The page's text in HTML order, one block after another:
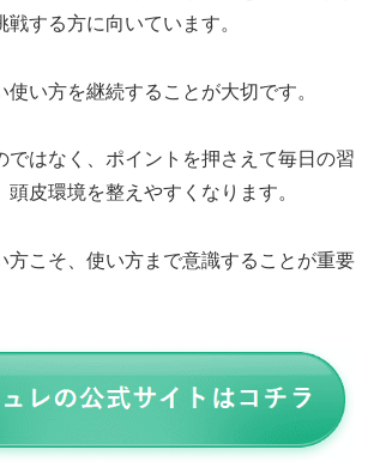
する方に向いています。
い方を継続することが大切です。
ではなく、ポイントを押さえて毎日の習
皮環境を整えやすくなります。
方こそ、使い方まで意識することが重要